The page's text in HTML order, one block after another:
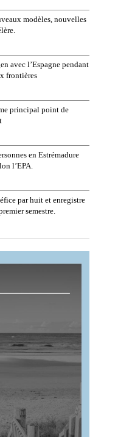
modèles, nouvelles
avec l’Espagne pendant
frontières
principal point de
en Estrémadure
l’EPA.
par huit et enregistre
semestre.